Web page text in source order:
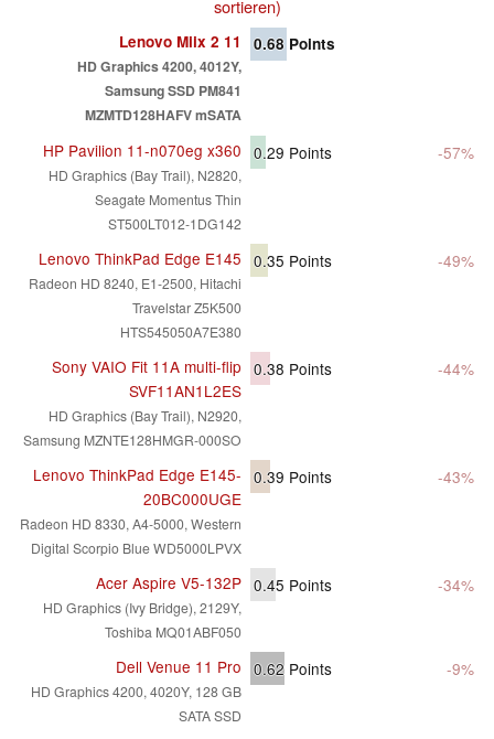
sortieren)
Lenovo Miix 2 11
HD Graphics 4200, 4012Y,
Samsung SSD PM841
MZMTD128HAFV mSATA
0.68 Points
HP Pavilion 11-n070eg x360
HD Graphics (Bay Trail), N2820,
Seagate Momentus Thin
ST500LT012-1DG142
0.29 Points -57%
Lenovo ThinkPad Edge E145
Radeon HD 8240, E1-2500, Hitachi
Travelstar Z5K500
HTS545050A7E380
0.35 Points -49%
Sony VAIO Fit 11A multi-flip
SVF11AN1L2ES
HD Graphics (Bay Trail), N2920,
Samsung MZNTE128HMGR-000SO
0.38 Points -44%
Lenovo ThinkPad Edge E145-
20BC000UGE
Radeon HD 8330, A4-5000, Western
Digital Scorpio Blue WD5000LPVX
0.39 Points -43%
Acer Aspire V5-132P
HD Graphics (Ivy Bridge), 2129Y,
Toshiba MQ01ABF050
0.45 Points -34%
Dell Venue 11 Pro
HD Graphics 4200, 4020Y, 128 GB
SATA SSD
0.62 Points -9%